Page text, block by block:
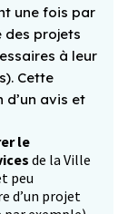
une fois par
projets
à leur
Cette
avis et
le
de la Ville
peu
d’un projet